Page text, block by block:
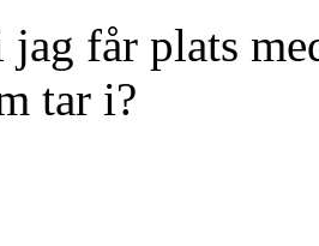
får plats
tar i?